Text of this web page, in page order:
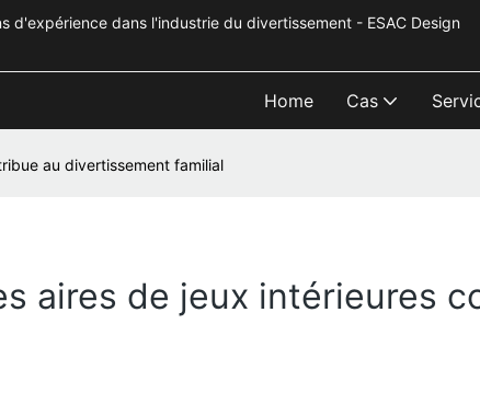
dans l'industrie du divertissement - ESAC Design
Home Cas
au divertissement familial
aires de jeux intérieures